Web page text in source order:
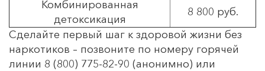
Комбинированная
детоксикация
8 800 руб.
Сделайте первый шаг к здоровой жизни без
наркотиков – позвоните по номеру горячей
линии 8 (800) 775-82-90 (анонимно) или